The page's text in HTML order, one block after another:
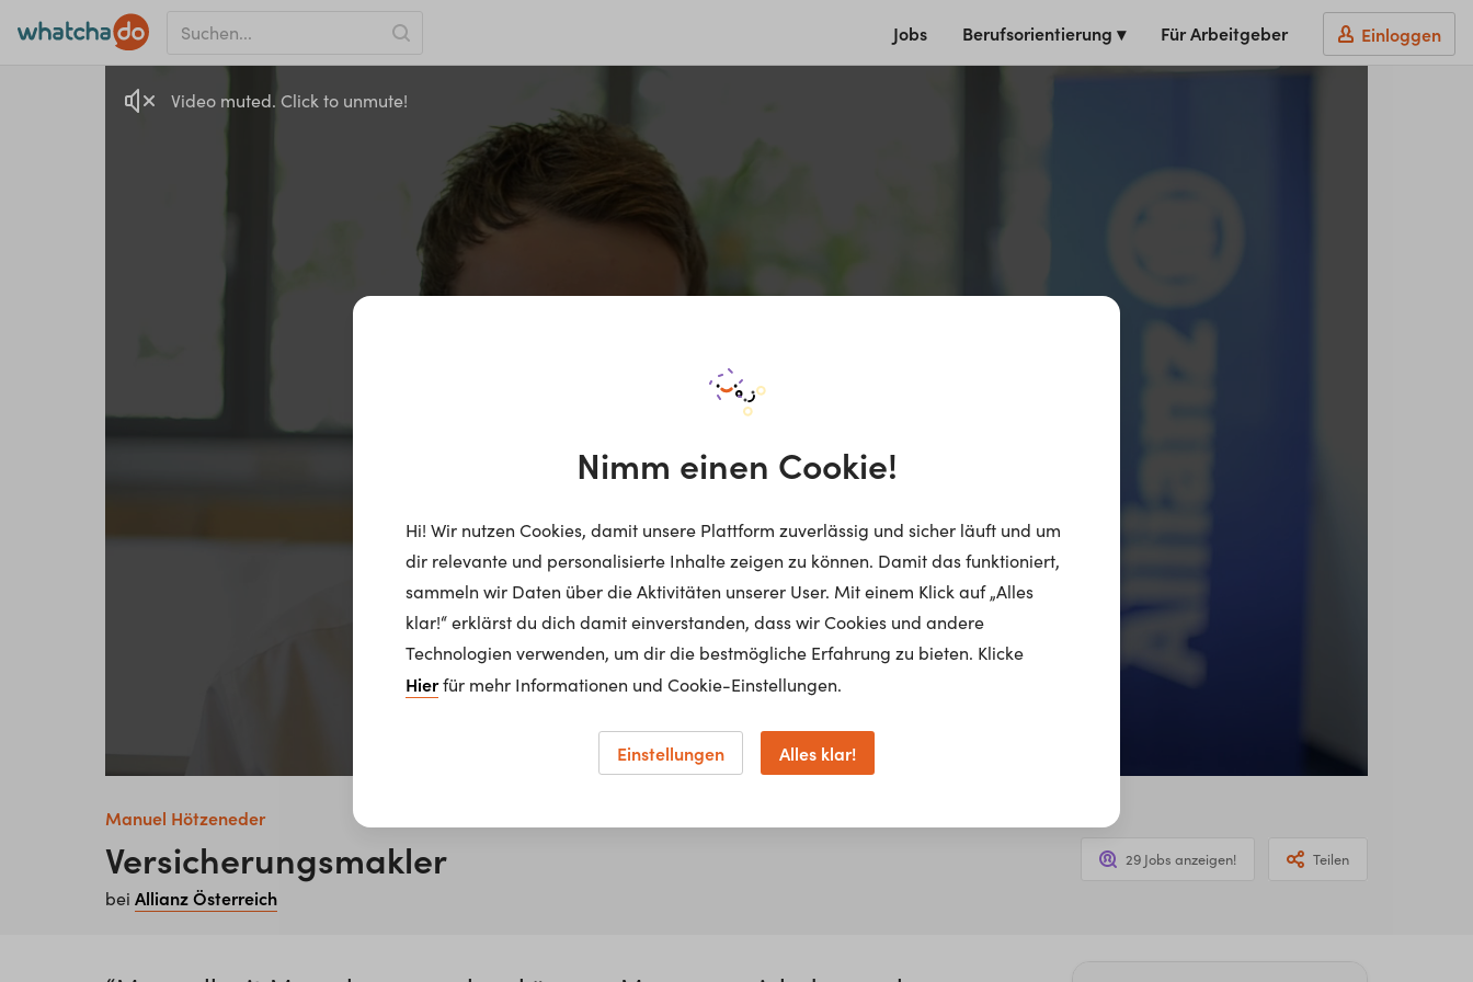
Jobs Berufsorientierung ▾ Für Arbeitgeber Einloggen
Video muted. Click to unmute!
Manuel Hötzeneder
Versicherungsmakler
bei Allianz Österreich
29 Jobs anzeigen! Teilen
Nimm einen Cookie!
Hi! Wir nutzen Cookies, damit unsere Plattform zuverlässig und sicher läuft und um
dir relevante und personalisierte Inhalte zeigen zu können. Damit das funktioniert,
sammeln wir Daten über die Aktivitäten unserer User. Mit einem Klick auf „Alles
klar!“ erklärst du dich damit einverstanden, dass wir Cookies und andere
Technologien verwenden, um dir die bestmögliche Erfahrung zu bieten. Klicke
Hierfür mehr Informationen und Cookie-Einstellungen.
Einstellungen Alles klar!